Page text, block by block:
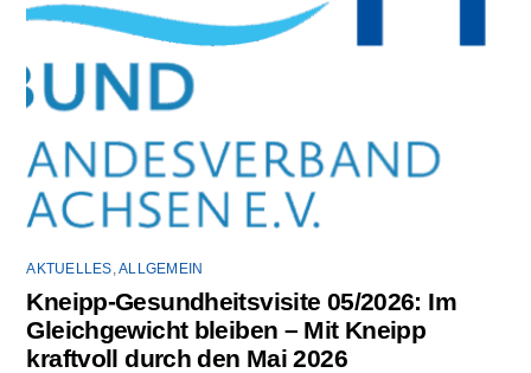
AKTUELLES,ALLGEMEIN
Kneipp-Gesundheitsvisite 05/2026: Im
Gleichgewicht bleiben – Mit Kneipp
kraftvoll durch den Mai 2026